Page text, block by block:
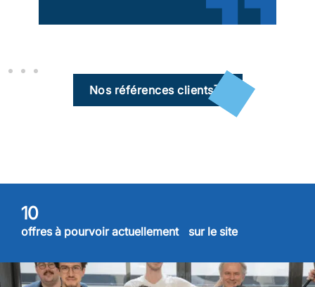
Nos références clients
offres à pourvoir actuellement sur le site
11